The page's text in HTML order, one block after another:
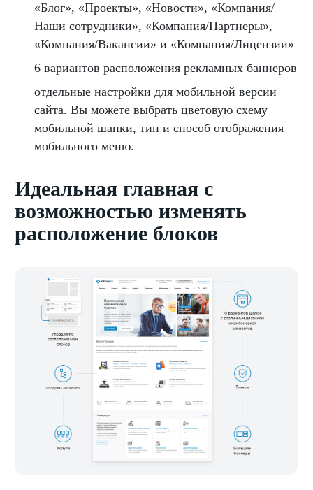
«Блог», «Проекты», «Новости», «Компания/
Наши сотрудники», «Компания/Партнеры»,
«Компания/Вакансии» и «Компания/Лицензии»
6 вариантов расположения рекламных баннеров
отдельные настройки для мобильной версии
сайта. Вы можете выбрать цветовую схему
мобильной шапки, тип и способ отображения
мобильного меню.
Идеальная главная с
возможностью изменять
расположение блоков